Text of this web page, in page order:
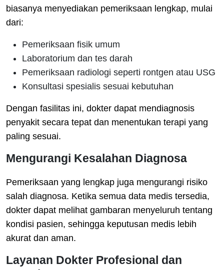
biasanya menyediakan pemeriksaan lengkap, mulai
dari:
Pemeriksaan fisik umum
Laboratorium dan tes darah
Pemeriksaan radiologi seperti rontgen atau USG
Konsultasi spesialis sesuai kebutuhan
Dengan fasilitas ini, dokter dapat mendiagnosis
penyakit secara tepat dan menentukan terapi yang
paling sesuai.
Mengurangi Kesalahan Diagnosa
Pemeriksaan yang lengkap juga mengurangi risiko
salah diagnosa. Ketika semua data medis tersedia,
dokter dapat melihat gambaran menyeluruh tentang
kondisi pasien, sehingga keputusan medis lebih
akurat dan aman.
Layanan Dokter Profesional dan